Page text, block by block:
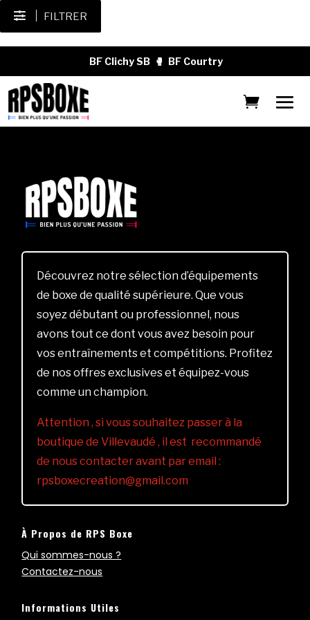
FILTRER
BF Clichy SB 🥊 BF Courtry
Découvrez notre sélection d’équipements
de boxe de qualité supérieure. Que vous
soyez débutant ou professionnel, nous
avons tout ce dont vous avez besoin pour
vos entraînements et compétitions. Profitez
de nos offres exclusives et équipez-vous
comme un champion.
Attention , si vous souhaitez passer à la
boutique de Villevaudé , il est recommandé
de nous contacter avant par email :
rpsboxecreation@gmail.com
À Propos de RPS Boxe
Qui sommes-nous ?
Contactez-nous
Informations Utiles